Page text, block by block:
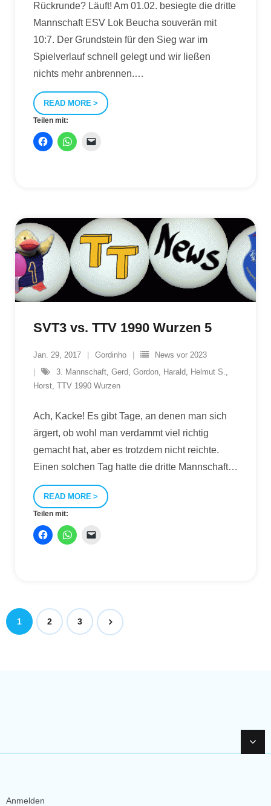
Rückrunde? Läuft! Am 01.02. besiegte die dritte
Mannschaft ESV Lok Beucha souverän mit
10:7. Der Grundstein für den Sieg war im
Spielverlauf schnell gelegt und wir ließen
nichts mehr anbrennen.…
READ MORE
Teilen mit:
SVT3 vs. TTV 1990 Wurzen 5
Jan. 29, 2017 Gordinho
News vor 2023
3. Mannschaft Gerd Gordon Harald Helmut S.
Horst TTV 1990 Wurzen
Ach, Kacke! Es gibt Tage, an denen man sich
ärgert, ob wohl man verdammt viel richtig
gemacht hat, aber es trotzdem nicht reichte.
Einen solchen Tag hatte die dritte Mannschaft…
READ MORE
Teilen mit:
1 2 3
Anmelden